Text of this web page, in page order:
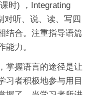
时) ，Integrating
对听、说、读、写四
结合。注重指导语篇
能力。
掌握语言的途径是让
习者积极地参与用目